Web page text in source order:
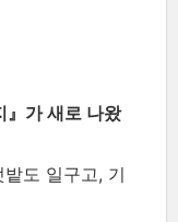
가 새로 나왔
도 일구고, 기